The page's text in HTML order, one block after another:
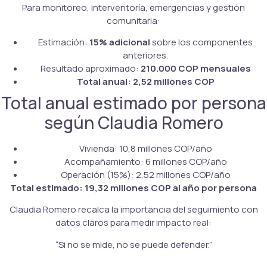
Para monitoreo, interventoría, emergencias y gestión
comunitaria:
Estimación: 15% adicionalsobre los componentes
anteriores.
Resultado aproximado: 210.000 COP mensuales
Total anual: 2,52 millones COP
Total anual estimado por persona
según Claudia Romero
Vivienda: 10,8 millones COP/año
Acompañamiento: 6 millones COP/año
Operación (15%): 2,52 millones COP/año
Total estimado: 19,32 millones COP al año por persona
Claudia Romero recalca la importancia del seguimiento con
datos claros para medir impacto real:
“Si no se mide, no se puede defender.”